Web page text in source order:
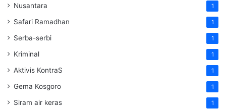
Nusantara 1
Safari Ramadhan 1
Serba-serbi 1
Kriminal 1
Aktivis KontraS 1
Gema Kosgoro 1
Siram air keras 1